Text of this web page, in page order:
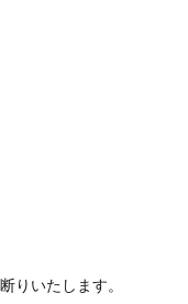
りいたします。